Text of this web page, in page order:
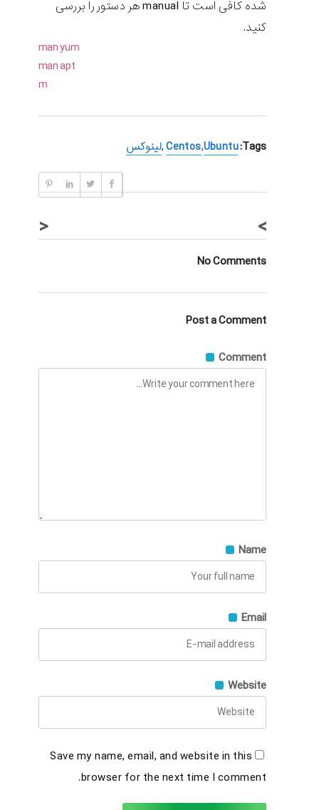
شده کافی است تا manual هر دستور را بررسی
کنید.
manyum
manapt
m
Tags:
Centos,Ubuntu
,لینوکس
< >
No Comments
Post a Comment
Comment
Name
Email
Website
Save my name, email, and website in this
browser for the next time I comment.